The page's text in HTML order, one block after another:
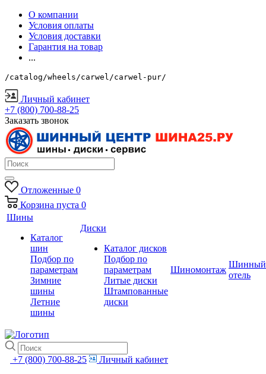
О компании
Условия оплаты
Условия доставки
Гарантия на товар
...
/catalog/wheels/carwel/carwel-pur/
Личный кабинет
+7 (800) 700-88-25
Заказать звонок
Отложенные 0
Корзина пуста 0
Шины
Каталог
шин
Подбор по
параметрам
Зимние
шины
Летние
шины
Диски
Каталог дисков
Подбор по
параметрам
Литые диски
Штампованные
диски
Шиномонтаж
Шинный
отель
+7 (800) 700-88-25
Личный кабинет